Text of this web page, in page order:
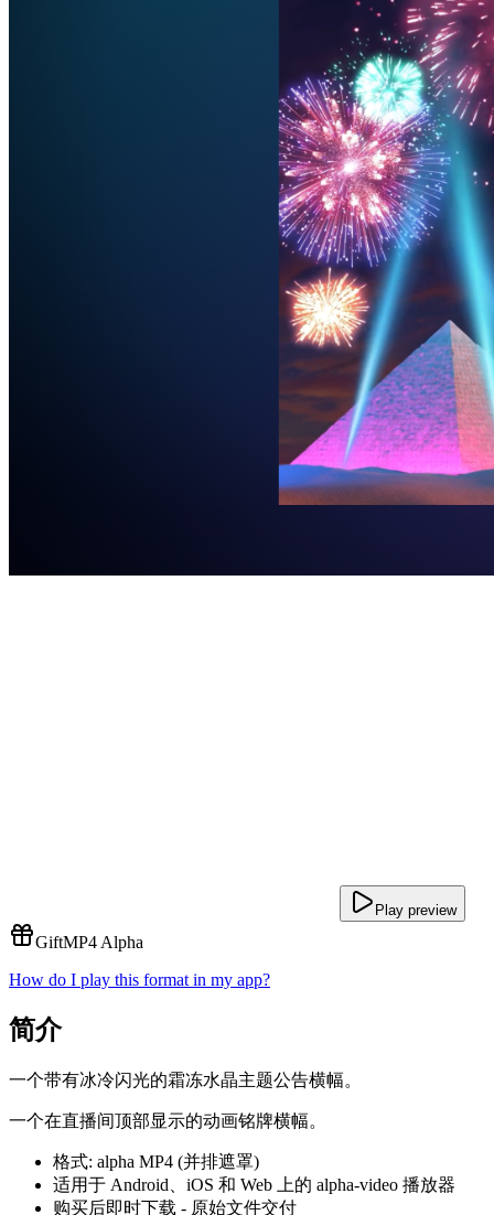
Play preview
GiftMP4 Alpha
How do I play this format in my app?
简介
一个带有冰冷闪光的霜冻水晶主题公告横幅。
一个在直播间顶部显示的动画铭牌横幅。
格式: alpha MP4 (并排遮罩)
适用于 Android、iOS 和 Web 上的 alpha-video 播放器
购买后即时下载 - 原始文件交付